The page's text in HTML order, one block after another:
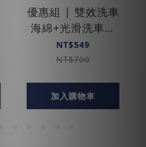
優惠組 | 雙效洗車
海綿+光滑洗車精
1000ml
NT$549
NT$700
加入購物車